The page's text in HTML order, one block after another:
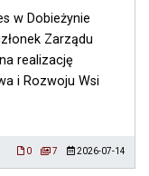
w Dobieżynie
Zarządu
realizację
i Rozwoju Wsi
0 7 2026-07-14